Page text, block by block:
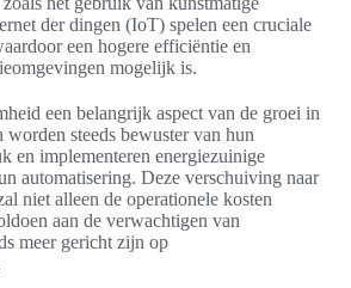
der dingen (IoT) spelen een cruciale
een hogere efficiëntie en
mogelijk is.
een belangrijk aspect van de groei in
worden steeds bewuster van hun
en implementeren energiezuinige
automatisering. Deze verschuiving naar
niet alleen de operationele kosten
aan de verwachtigen van
meer gericht zijn op